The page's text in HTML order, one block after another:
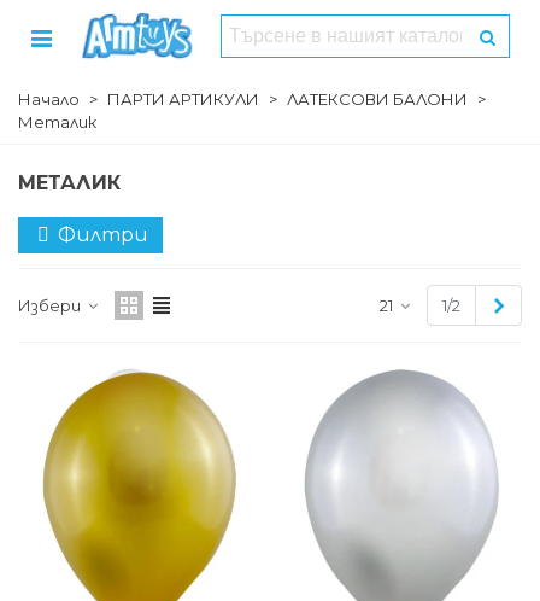
Начало > ПАРТИ АРТИКУЛИ > ЛАТЕКСОВИ БАЛОНИ
>
Металик
МЕТАЛИК
Филтри
Избери 21 1/2